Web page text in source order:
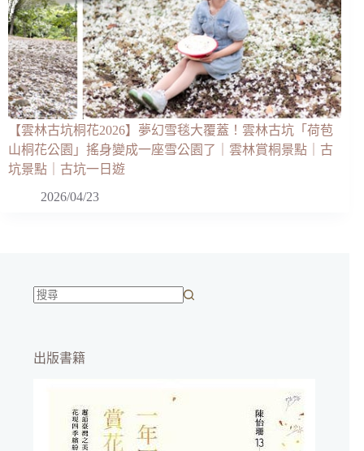
【雲林古坑桐花2026】夢幻雪毯大覆蓋！雲林古坑「荷苞
山桐花公園」搖身變成一座雪公園了｜雲林賞桐景點｜古
坑景點｜古坑一日遊
2026/04/23
到
出版書籍